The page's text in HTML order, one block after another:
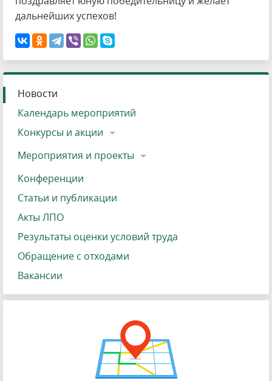
дальнейших успехов!
Новости
Календарь мероприятий
Конкурсы и акции
Мероприятия и проекты
Конференции
Статьи и публикации
Акты ЛПО
Результаты оценки условий труда
Обращение с отходами
Вакансии